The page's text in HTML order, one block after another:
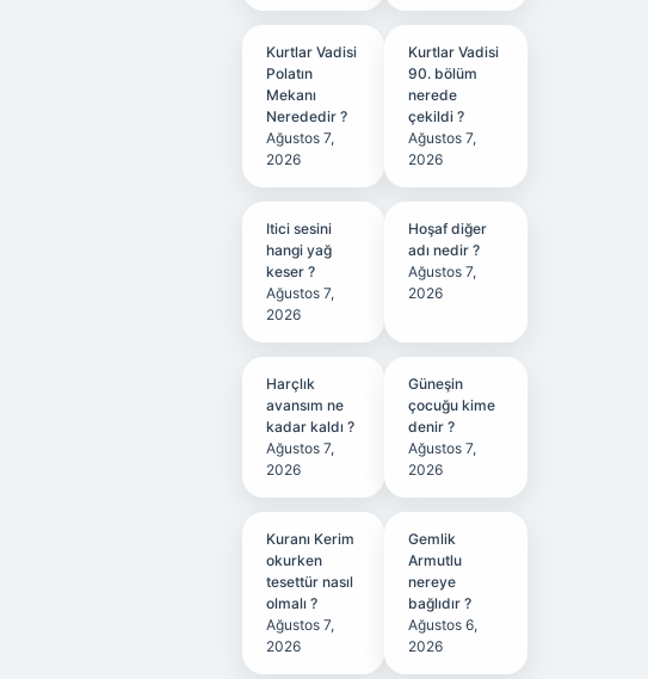
Kurtlar Vadisi
Polatın
Mekanı
Nerededir ?
Ağustos 7,
2026
Kurtlar Vadisi
90. bölüm
nerede
çekildi ?
Ağustos 7,
2026
Itici sesini
hangi yağ
keser ?
Ağustos 7,
2026
Hoşaf diğer
adı nedir ?
Ağustos 7,
2026
Harçlık
avansım ne
kadar kaldı ?
Ağustos 7,
2026
Güneşin
çocuğu kime
denir ?
Ağustos 7,
2026
Kuranı Kerim
okurken
tesettür nasıl
olmalı ?
Ağustos 7,
2026
Gemlik
Armutlu
nereye
bağlıdır ?
Ağustos 6,
2026